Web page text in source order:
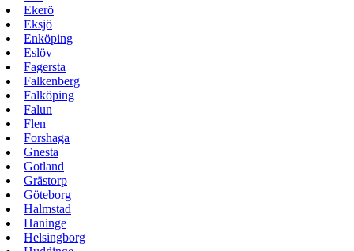
Ekerö
Eksjö
Enköping
Eslöv
Fagersta
Falkenberg
Falköping
Falun
Flen
Forshaga
Gnesta
Gotland
Grästorp
Göteborg
Halmstad
Haninge
Helsingborg